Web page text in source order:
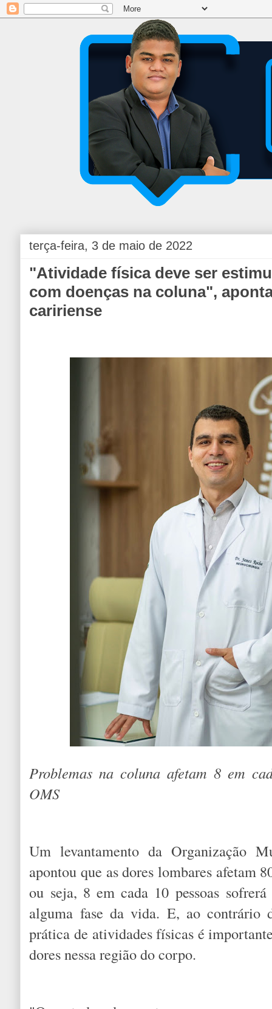
terça-feira, 3 de maio de 2022
"Atividade física deve ser
com doenças na coluna",
caririense
Problemas na coluna afetam 8 em
OMS
Um levantamento da Organização
apontou que as dores lombares afetam
ou seja, 8 em cada 10 pessoas
alguma fase da vida. E, ao contrário
prática de atividades físicas é
dores nessa região do corpo.